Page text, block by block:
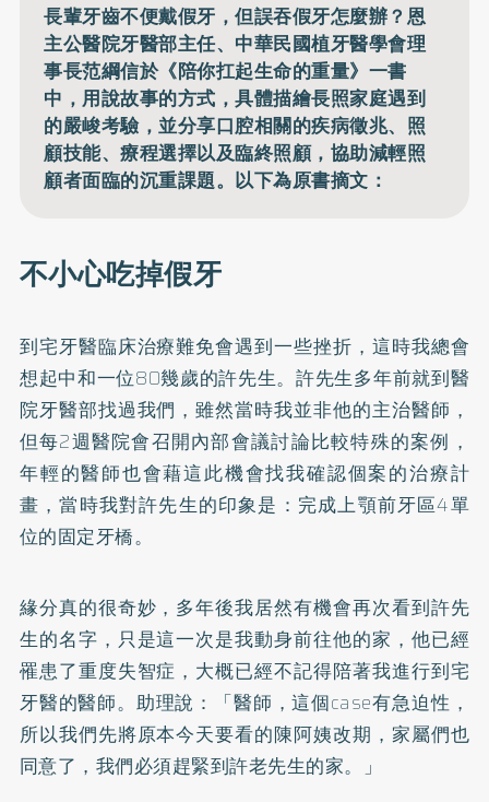
長輩牙齒不便戴假牙，但誤吞假牙怎麼辦？恩
主公醫院牙醫部主任、中華民國植牙醫學會理
事長范綱信於《陪你扛起生命的重量》一書
中，用說故事的方式，具體描繪長照家庭遇到
的嚴峻考驗，並分享口腔相關的疾病徵兆、照
顧技能、療程選擇以及臨終照顧，協助減輕照
顧者面臨的沉重課題。以下為原書摘文：
不小心吃掉假牙
到宅牙醫臨床治療難免會遇到一些挫折，這時我總會
想起中和一位80幾歲的許先生。許先生多年前就到醫
院牙醫部找過我們，雖然當時我並非他的主治醫師，
但每2週醫院會召開內部會議討論比較特殊的案例，
年輕的醫師也會藉這此機會找我確認個案的治療計
畫，當時我對許先生的印象是：完成上顎前牙區4單
位的固定牙橋。
緣分真的很奇妙，多年後我居然有機會再次看到許先
生的名字，只是這一次是我動身前往他的家，他已經
罹患了重度失智症，大概已經不記得陪著我進行到宅
牙醫的醫師。助理說：「醫師，這個case有急迫性，
所以我們先將原本今天要看的陳阿姨改期，家屬們也
同意了，我們必須趕緊到許老先生的家。」